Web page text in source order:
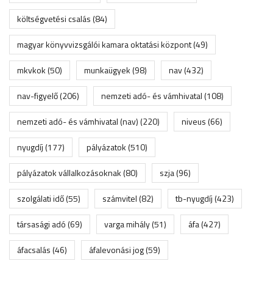
költségvetési csalás(84)
magyar könyvvizsgálói kamara oktatási központ(49)
mkvkok(50) munkaügyek(98) nav(432)
nav-figyelő(206) nemzeti adó- és vámhivatal(108)
nemzeti adó- és vámhivatal (nav)(220) niveus(66)
nyugdíj(177) pályázatok(510)
pályázatok vállalkozásoknak(80) szja(96)
szolgálati idő(55) számvitel(82) tb-nyugdíj(423)
társasági adó(69) varga mihály(51) áfa(427)
áfacsalás(46) áfalevonási jog(59)